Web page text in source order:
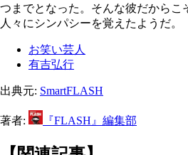
つまでとなった。そんな彼だからこ
人々にシンパシーを覚えたようだ。
お笑い芸人
有吉弘行
出典元: SmartFLASH
著者: 『FLASH』編集部